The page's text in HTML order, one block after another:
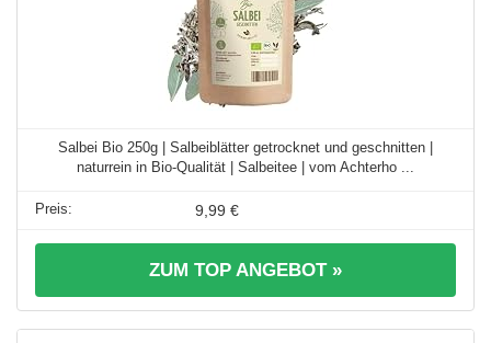
Salbei Bio 250g | Salbeiblätter getrocknet und geschnitten |
naturrein in Bio-Qualität | Salbeitee | vom Achterho ...
9,99 €
ZUM TOP ANGEBOT »